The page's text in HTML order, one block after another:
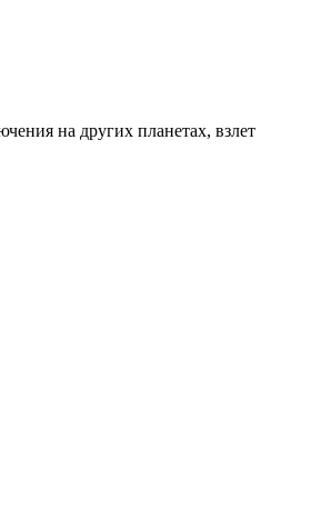
на других планетах, взлет